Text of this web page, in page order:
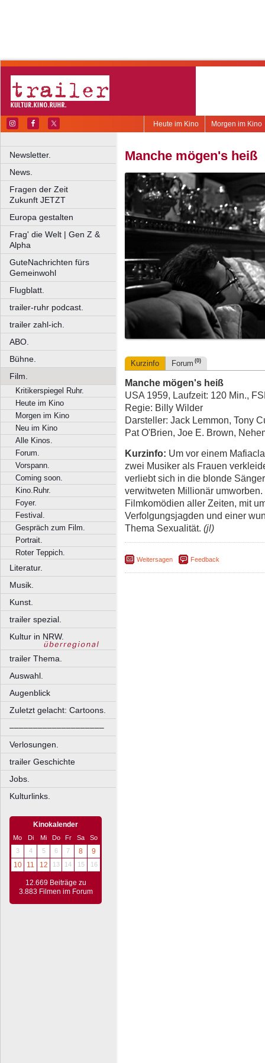
Morgen im Kino
Heute im Kino
Newsletter.
News.
Fragen der Zeit
Zukunft JETZT
Europa gestalten
Frag' die Welt | Gen Z &
Alpha
GuteNachrichten fürs
Gemeinwohl
Flugblatt.
trailer-ruhr podcast.
trailer zahl-ich.
ABO.
Bühne.
Film.
Kritikerspiegel Ruhr.
Heute im Kino
Morgen im Kino
Neu im Kino
Alle Kinos.
Forum.
Vorspann.
Coming soon.
Kino.Ruhr.
Foyer.
Festival.
Gespräch zum Film.
Portrait.
Roter Teppich.
Literatur.
Musik.
Kunst.
trailer spezial.
Kultur in NRW.
trailer Thema.
Auswahl.
Augenblick
Zuletzt gelacht: Cartoons.
––––––––––––––––––––
Verlosungen.
trailer Geschichte
Jobs.
Kulturlinks.
Kinokalender
Mo Di Mi Do Fr Sa
So
3
4 5 6 7 8
9
10
11 12 13 14 15 16
12.669 Beiträge zu
3.883 Filmen im Forum
Manche mögen's heiß
Kurzinfo Forum (0)
Manche mögen's heiß
USA 1959, Laufzeit: 120 Min.,
Regie: Billy Wilder
Darsteller: Jack Lemmon, Tony
Pat O'Brien, Joe E. Brown,
Kurzinfo: Um vor einem
zwei Musiker als Frauen
verliebt sich in die blonde
verwitweten Millionär
Filmkomödien aller Zeiten, mit
Verfolgungsjagden und einer
Thema Sexualität. (jl)
Weitersagen Feedback